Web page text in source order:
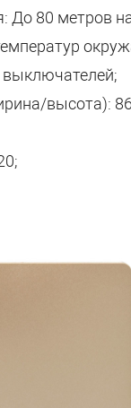
До 80 метров
высота):